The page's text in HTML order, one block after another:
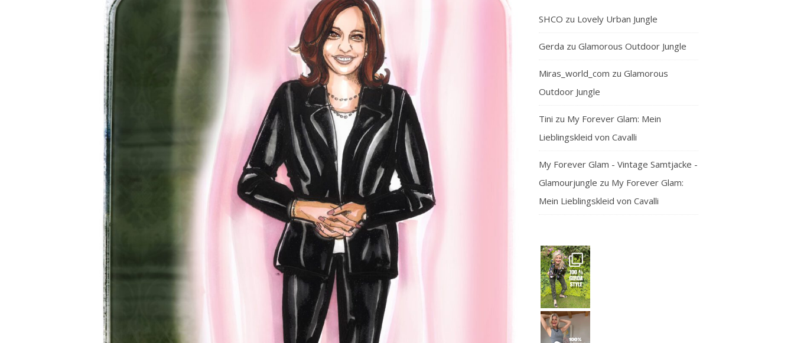
SHCO zu Lovely Urban Jungle
Gerda zu Glamorous Outdoor Jungle
Miras_world_com zu Glamorous
Outdoor Jungle
Tini zu My Forever Glam: Mein
Lieblingskleid von Cavalli
My Forever Glam - Vintage Samtjacke -
Glamourjungle zu My Forever Glam:
Mein Lieblingskleid von Cavalli
— and honest